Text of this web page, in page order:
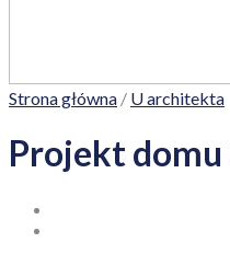
Strona główna / U architekta
Projekt